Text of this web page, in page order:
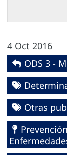
4 Oct 2016
ODS 3 -
Otras